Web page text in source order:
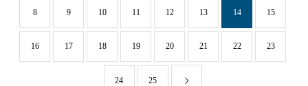
8 9 10 11 12 13 14 15
16 17 18 19 20 21 22 23
24 25